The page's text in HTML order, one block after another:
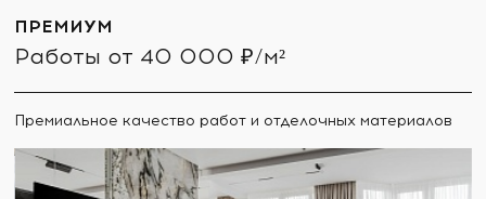
ПРЕМИУМ
Работы от 40 000 ₽/м²
Премиальное качество работ и отделочных материалов